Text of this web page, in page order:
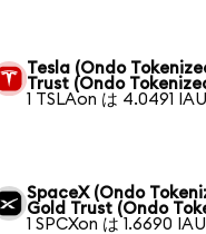
Tesla (Ondo
Trust (Ondo
1 TSLAon は 4.0491
SpaceX (Ondo
Gold Trust (Ondo
1 SPCXon は 1.6690